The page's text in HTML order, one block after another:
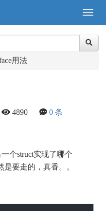
用法
4890 0 条
个struct实现了哪个
是要走的，真香。。